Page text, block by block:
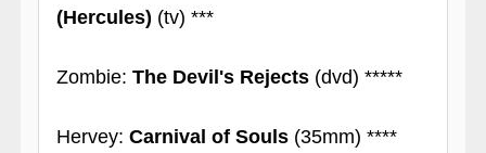
(Hercules) (tv) ***
Zombie: The Devil's Rejects(dvd) *****
Hervey: Carnival of Souls(35mm) ****